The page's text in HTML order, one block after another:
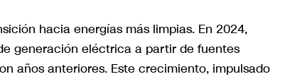
hacia energías más limpias. En 2024,
generación eléctrica a partir de fuentes
años anteriores. Este crecimiento, impulsado